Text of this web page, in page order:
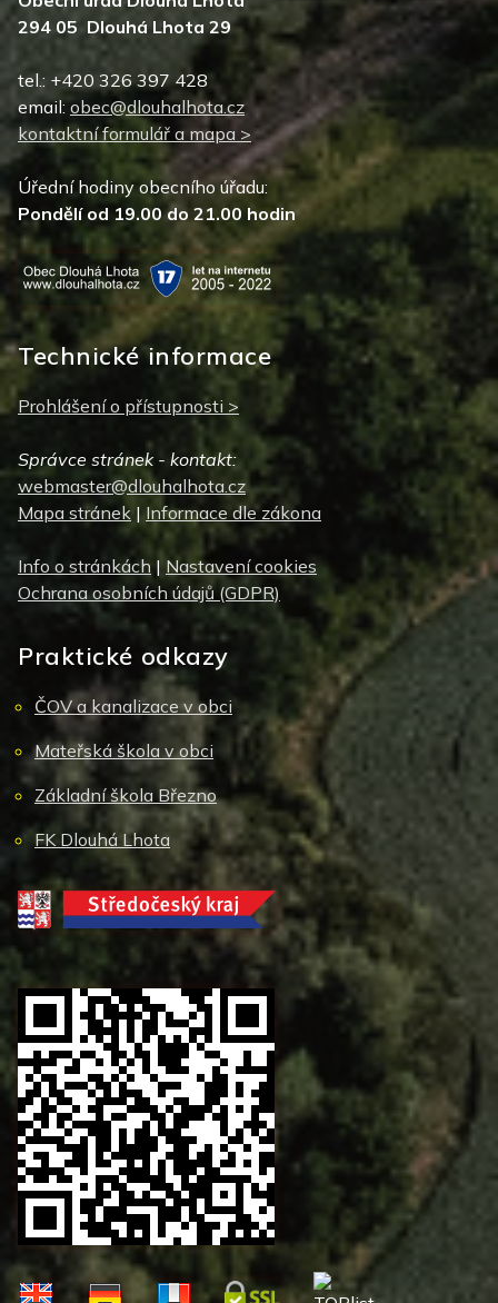
294 05 Dlouhá Lhota 29
tel.: +420 326 397 428
email: obec@dlouhalhota.cz
kontaktní formulář a mapa >
Úřední hodiny obecního úřadu:
Pondělí od 19.00 do 21.00 hodin
Technické informace
Prohlášení o přístupnosti >
Správce stránek - kontakt:
webmaster@dlouhalhota.cz
Mapa stránek |Informace dle zákona
Info o stránkách | Nastavení cookies
Ochrana osobních údajů (GDPR)
Praktické odkazy
ČOV a kanalizace v obci
Mateřská škola v obci
Základní škola Březno
FK Dlouhá Lhota